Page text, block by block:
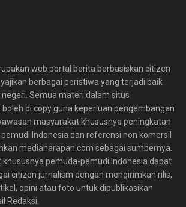
web portal berita berbasiskan citizen
berbagai peristiwa yang terjadi baik
Semua materi dalam situs
di copy guna keperluan pengembangan
masyarakat khususnya peningkatan
Indonesia dan referensi non komersil
mediaharapan.com sebagai sumbernya.
pemuda-pemudi Indonesia dapat
citizen jurnalism dengan mengirimkan rilis,
opini atau foto untuk dipublikasikan
Redaksi.